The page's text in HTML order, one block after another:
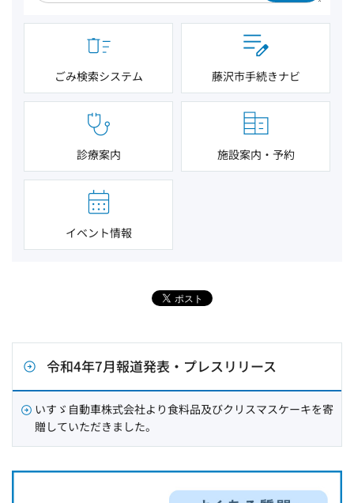
ごみ検索システム 藤沢市手続きナビ
診療案内 施設案内・予約
イベント情報
令和4年7月報道発表・プレスリリース
いすゞ自動車株式会社より食料品及びクリスマスケーキを寄
贈していただきました。